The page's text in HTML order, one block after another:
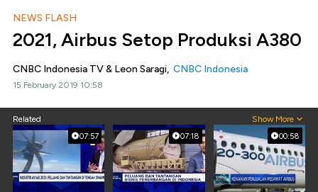
NEWS FLASH
2021, Airbus Setop Produksi A380
CNBC Indonesia TV & Leon Saragi, CNBC Indonesia
15 February 2019 10:58
Related Show More
07:57 07:18 00:58